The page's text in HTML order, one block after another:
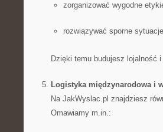
zorganizować wygodne
rozwiązywać sporne
Dzięki temu budujesz lojalność
Logistyka międzynarodowa i
Na JakWyslac.pl znajdziesz
Omawiamy m.in.: